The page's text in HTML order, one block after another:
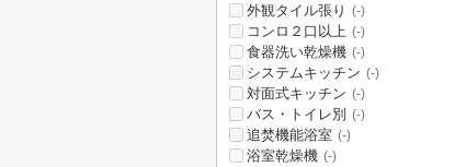
外観タイル張り (-)
コンロ２口以上 (-)
食器洗い乾燥機 (-)
システムキッチン (-)
対面式キッチン (-)
バス・トイレ別 (-)
追焚機能浴室 (-)
浴室乾燥機 (-)